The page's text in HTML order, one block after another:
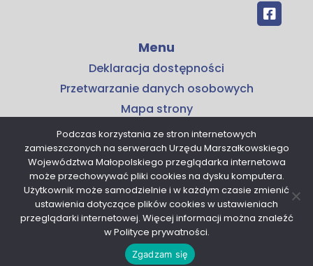
Menu
Deklaracja dostępności
Przetwarzanie danych osobowych
Mapa strony
Kontakt
Kontakt
Małopolskie Centrum Przedsiębiorczości
ul. Armii Krajowej 16
30-150 Kraków
tel. 12 376 91 00
sekretariat@mcp.malopolska.pl
Podczas korzystania ze stron internetowych
zamieszczonych na serwerach Urzędu Marszałkowskiego
Województwa Małopolskiego przeglądarka internetowa
może przechowywać pliki cookies na dysku komputera.
Użytkownik może samodzielnie i w każdym czasie zmienić
ustawienia dotyczące plików cookies w ustawieniach
przeglądarki internetowej. Więcej informacji można znaleźć
w Polityce prywatności.
Zgadzam się